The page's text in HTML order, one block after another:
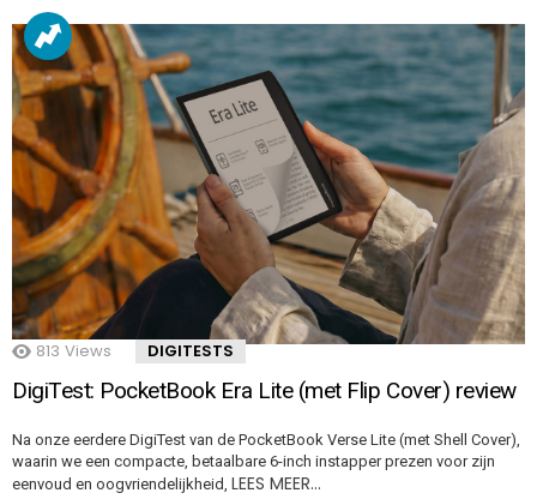
813 Views DIGITESTS
DigiTest: PocketBook Era Lite (met Flip Cover) review
Na onze eerdere DigiTest van de PocketBook Verse Lite (met Shell Cover),
waarin we een compacte, betaalbare 6-inch instapper prezen voor zijn
eenvoud en oogvriendelijkheid, LEES MEER…